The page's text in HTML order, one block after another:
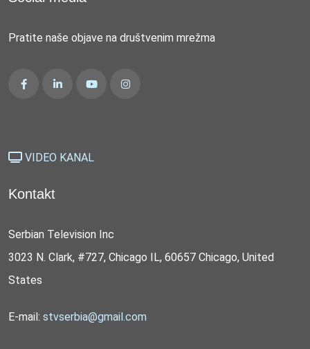
Pratite naše objave na društvenim mrežma
VIDEO KANAL
Kontakt
Serbian Television Inc
3023 N. Clark, #727, Chicago IL, 60657 Chicago, United
States
E-mail: stvserbia@gmail.com